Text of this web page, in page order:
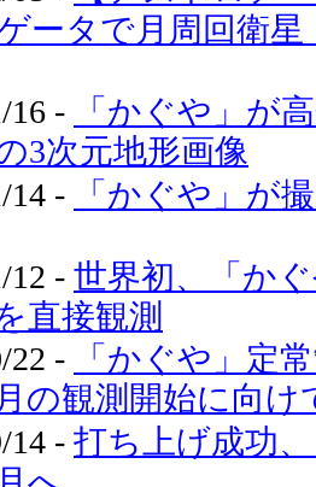
ータで月周回衛
16 -
「かぐや」が
3次元地形画像
14 -
「かぐや」が
12 - 世界初、「か
直接観測
22 -
「かぐや」定
の観測開始に向
14 - 打ち上げ成功